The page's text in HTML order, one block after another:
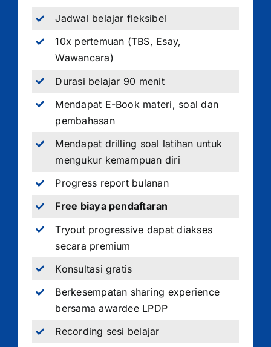
Jadwal belajar fleksibel
10x pertemuan (TBS, Esay,
Wawancara)
Durasi belajar 90 menit
Mendapat E-Book materi, soal dan
pembahasan
Mendapat drilling soal latihan untuk
mengukur kemampuan diri
Progress report bulanan
Free biaya pendaftaran
Tryout progressive dapat diakses
secara premium
Konsultasi gratis
Berkesempatan sharing experience
bersama awardee LPDP
Recording sesi belajar